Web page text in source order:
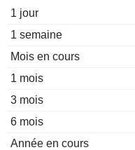
1 jour
1 semaine
Mois en cours
1 mois
3 mois
6 mois
Année en cours